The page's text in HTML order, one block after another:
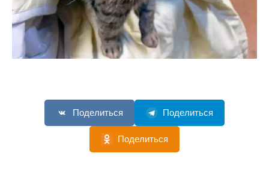
Поделиться Поделиться
Поделиться